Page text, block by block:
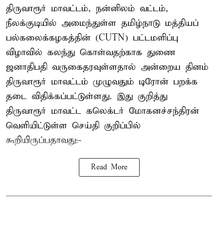
திருவாரூர் மாவட்டம், நன்னிலம் வட்டம்,
நீலக்குடியில் அமைந்துள்ள தமிழ்நாடு மத்தியப்
பல்கலைக்கழகத்தின் (CUTN) பட்டமளிப்பு
விழாவில் கலந்து கொள்வதற்காக துணை
ஜனாதிபதி வருகைதரவுள்ளதால் அன்றைய தினம்
திருவாரூர் மாவட்டம் முழுவதும் டிரோன் பறக்க
தடை விதிக்கப்பட்டுள்ளது. இது குறித்து
திருவாரூர் மாவட்ட கலெக்டர் மோகனச்சந்திரன்
வெளியிட்டுள்ள செய்தி குறிப்பில்
கூறியிருப்பதாவது:-
Read More